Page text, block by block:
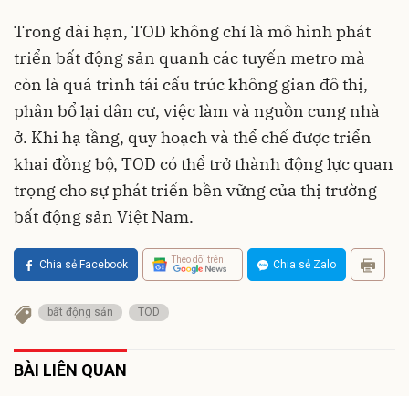
Trong dài hạn, TOD không chỉ là mô hình phát
triển bất động sản quanh các tuyến metro mà
còn là quá trình tái cấu trúc không gian đô thị,
phân bổ lại dân cư, việc làm và nguồn cung nhà
ở. Khi hạ tầng, quy hoạch và thể chế được triển
khai đồng bộ, TOD có thể trở thành động lực quan
trọng cho sự phát triển bền vững của thị trường
bất động sản Việt Nam.
Chia sẻ Facebook Theo dõi trên Chia sẻ Zalo
bất động sản TOD
BÀI LIÊN QUAN